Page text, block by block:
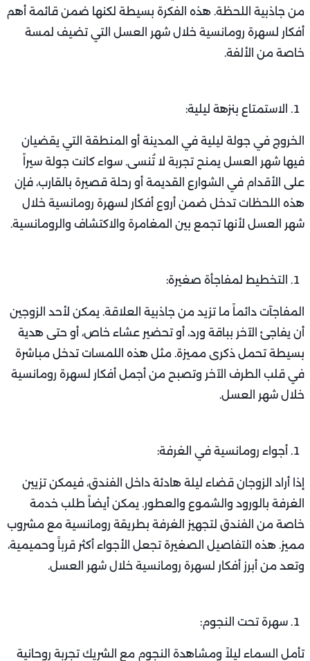
من جاذبية اللحظة. هذه الفكرة بسيطة لكنها ضمن قائمة أهم
أفكار لسهرة رومانسية خلال شهر العسل التي تضيف لمسة
خاصة من الألفة.
الاستمتاع بنزهة ليلية:
الخروج في جولة ليلية في المدينة أو المنطقة التي يقضيان
فيها شهر العسل يمنح تجربة لا تُنسى. سواء كانت جولة سيراً
على الأقدام في الشوارع القديمة أو رحلة قصيرة بالقارب، فإن
هذه اللحظات تدخل ضمن أروع أفكار لسهرة رومانسية خلال
شهر العسل لأنها تجمع بين المغامرة والاكتشاف والرومانسية.
التخطيط لمفاجأة صغيرة:
المفاجآت دائماً ما تزيد من جاذبية العلاقة. يمكن لأحد الزوجين
أن يفاجئ الآخر بباقة ورد، أو تحضير عشاء خاص، أو حتى هدية
بسيطة تحمل ذكرى مميزة. مثل هذه اللمسات تدخل مباشرة
في قلب الطرف الآخر وتصبح من أجمل أفكار لسهرة رومانسية
خلال شهر العسل.
أجواء رومانسية في الغرفة:
إذا أراد الزوجان قضاء ليلة هادئة داخل الفندق، فيمكن تزيين
الغرفة بالورود والشموع والعطور. يمكن أيضاً طلب خدمة
خاصة من الفندق لتجهيز الغرفة بطريقة رومانسية مع مشروب
مميز. هذه التفاصيل الصغيرة تجعل الأجواء أكثر قرباً وحميمية،
وتعد من أبرز أفكار لسهرة رومانسية خلال شهر العسل.
سهرة تحت النجوم:
تأمل السماء ليلاً ومشاهدة النجوم مع الشريك تجربة روحانية